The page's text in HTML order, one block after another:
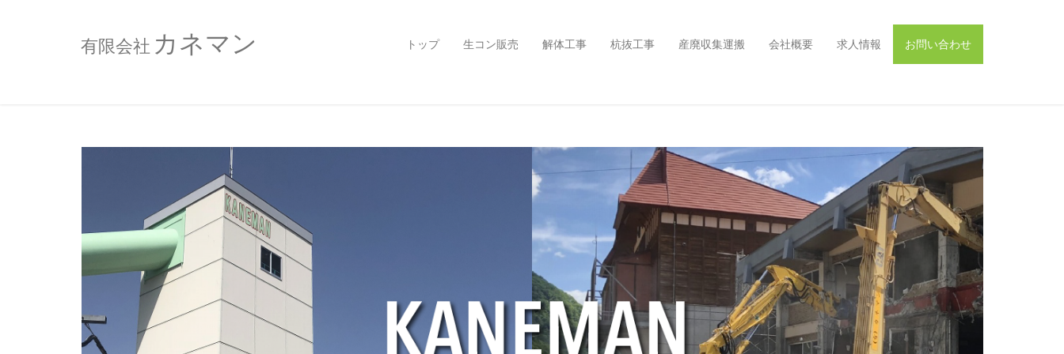
有限会社 カネマン トップ 生コン販売 解体工事 杭抜工事 産廃収集運搬 会社概要 求人情報 お問い合わせ